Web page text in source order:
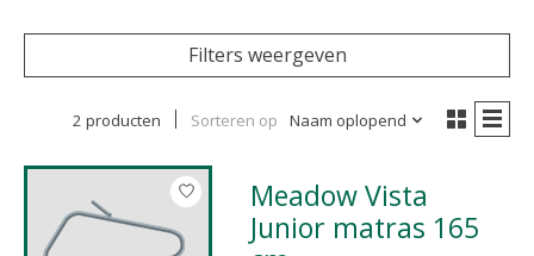
Filters weergeven
2 producten Sorteren op Naam oplopend
Meadow Vista
Junior matras 165